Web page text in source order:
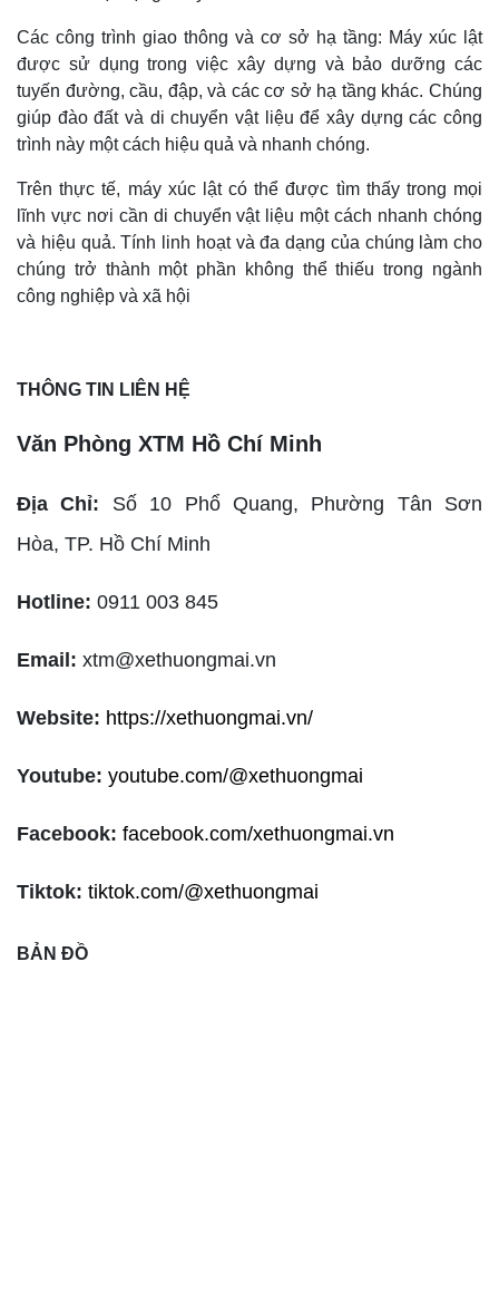
Các công trình giao thông và cơ sở hạ tầng: Máy xúc lật
được sử dụng trong việc xây dựng và bảo dưỡng các
tuyến đường, cầu, đập, và các cơ sở hạ tầng khác. Chúng
giúp đào đất và di chuyển vật liệu để xây dựng các công
trình này một cách hiệu quả và nhanh chóng.
Trên thực tế, máy xúc lật có thể được tìm thấy trong mọi
lĩnh vực nơi cần di chuyển vật liệu một cách nhanh chóng
và hiệu quả. Tính linh hoạt và đa dạng của chúng làm cho
chúng trở thành một phần không thể thiếu trong ngành
công nghiệp và xã hội
THÔNG TIN LIÊN HỆ
Văn Phòng XTM Hồ Chí Minh
Địa Chỉ: Số 10 Phổ Quang, Phường Tân Sơn
Hòa, TP. Hồ Chí Minh
Hotline: 0911 003 845
Email: xtm@xethuongmai.vn
Website: https://xethuongmai.vn/
Youtube: youtube.com/@xethuongmai
Facebook: facebook.com/xethuongmai.vn
Tiktok: tiktok.com/@xethuongmai
BẢN ĐỒ